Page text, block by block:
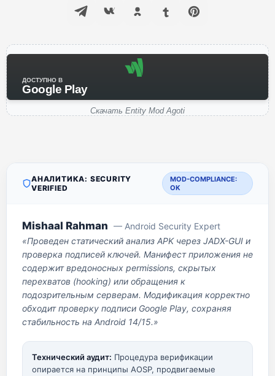
ДОСТУПНО В
Google Play
Скачать Entity Mod Agoti
АНАЛИТИКА: SECURITY
VERIFIED
MOD-COMPLIANCE:
OK
Mishaal Rahman — Android Security Expert
«Проведен статический анализ APK через JADX-GUI и
проверка подписей ключей. Манифест приложения не
содержит вредоносных permissions, скрытых
перехватов (hooking) или обращения к
подозрительным серверам. Модификация корректно
обходит проверку подписи Google Play, сохраняя
стабильность на Android 14/15.»
Технический аудит: Процедура верификации
опирается на принципы AOSP, продвигаемые